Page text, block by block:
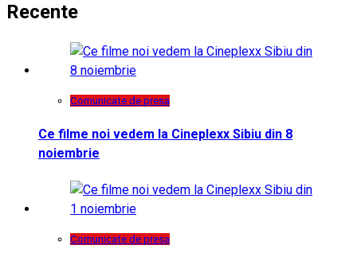
Recente
Comunicate de presa
Ce filme noi vedem la Cineplexx Sibiu din 8
noiembrie
Comunicate de presa